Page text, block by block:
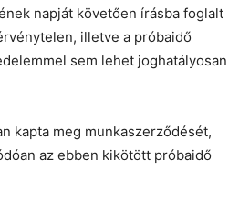
napját követően írásba foglalt
illetve a próbaidő
sem lehet joghatályosan
kapta meg munkaszerződését,
az ebben kikötött próbaidő